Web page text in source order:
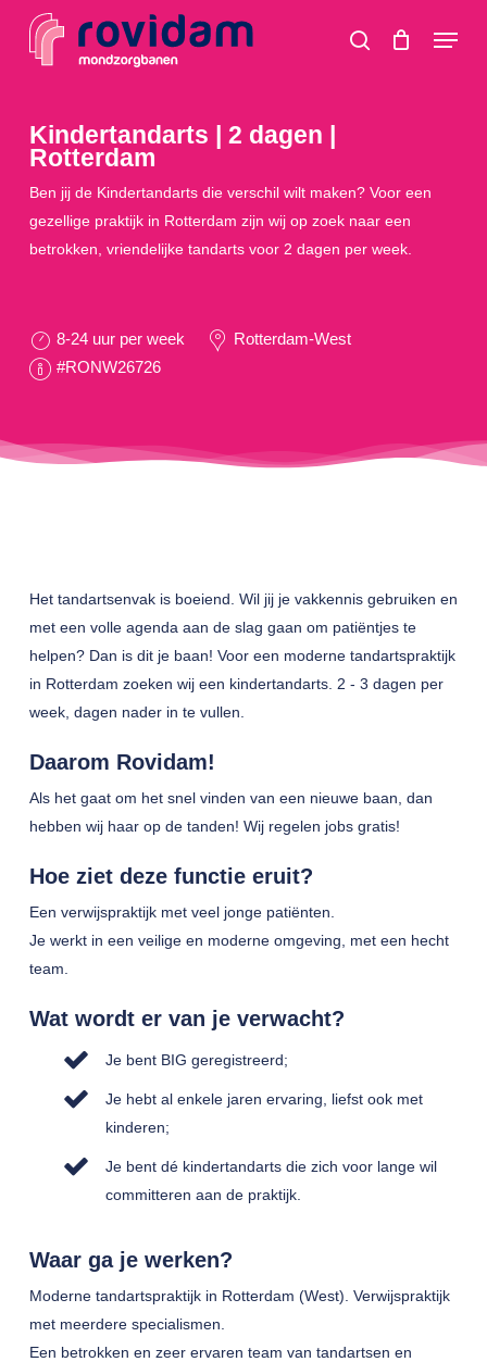
search
Menu
Kindertandarts | 2 dagen |
Rotterdam
Ben jij de Kindertandarts die verschil wilt maken? Voor een
gezellige praktijk in Rotterdam zijn wij op zoek naar een
betrokken, vriendelijke tandarts voor 2 dagen per week.
8-24 uur per week
Rotterdam-West
#RONW26726
Het tandartsenvak is boeiend. Wil jij je vakkennis gebruiken en
met een volle agenda aan de slag gaan om patiëntjes te
helpen? Dan is dit je baan! Voor een moderne tandartspraktijk
in Rotterdam zoeken wij een kindertandarts. 2 - 3 dagen per
week, dagen nader in te vullen.
Daarom Rovidam!
Als het gaat om het snel vinden van een nieuwe baan, dan
hebben wij haar op de tanden! Wij regelen jobs gratis!
Hoe ziet deze functie eruit?
Een verwijspraktijk met veel jonge patiënten.
Je werkt in een veilige en moderne omgeving, met een hecht
team.
Wat wordt er van je verwacht?
Je bent BIG geregistreerd;
Je hebt al enkele jaren ervaring, liefst ook met
kinderen;
Je bent dé kindertandarts die zich voor lange wil
committeren aan de praktijk.
Waar ga je werken?
Moderne tandartspraktijk in Rotterdam (West). Verwijspraktijk
met meerdere specialismen.
Een betrokken en zeer ervaren team van tandartsen en